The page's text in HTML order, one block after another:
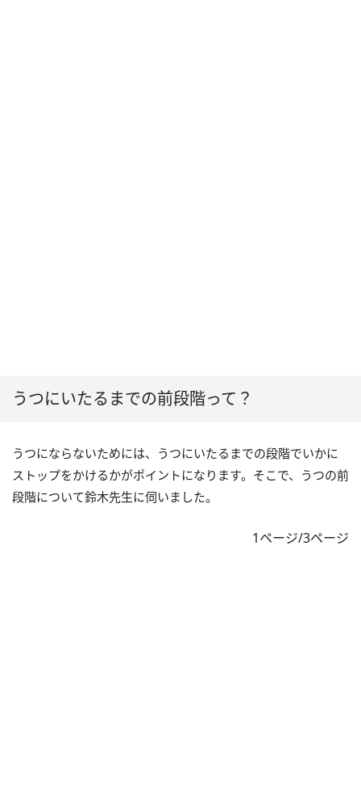
うつにいたるまでの前段階って？
うつにならないためには、うつにいたるまでの段階でいかに
ストップをかけるかがポイントになります。そこで、うつの前
段階について鈴木先生に伺いました。
1ページ/3ページ